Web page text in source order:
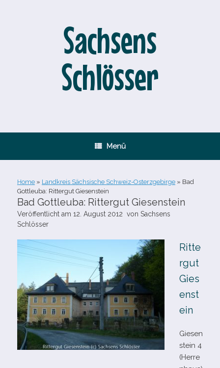
Sachsens
Schlösser
Menü
Home » Landkreis Sächsische Schweiz-Osterzgebirge » Bad
Gottleuba: Rittergut Giesenstein
Bad Gottleuba: Rittergut Giesenstein
Veröffentlicht am 12. August 2012 von Sachsens
Schlösser
Ritte
rgut
Gies
enst
ein
Giesen
stein 4
(Herre